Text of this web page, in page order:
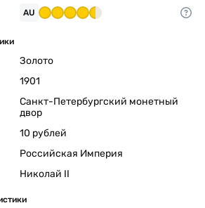
AU
Золото
1901
Санкт-Петербургский монетный
двор
10 рублей
Российская Империя
Николай II